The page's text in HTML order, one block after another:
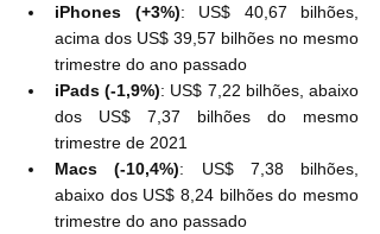
iPhones (+3%): US$ 40,67 bilhões,
acima dos US$ 39,57 bilhões no mesmo
trimestre do ano passado
iPads (-1,9%): US$ 7,22 bilhões, abaixo
dos US$ 7,37 bilhões do mesmo
trimestre de 2021
Macs (-10,4%): US$ 7,38 bilhões,
abaixo dos US$ 8,24 bilhões do mesmo
trimestre do ano passado